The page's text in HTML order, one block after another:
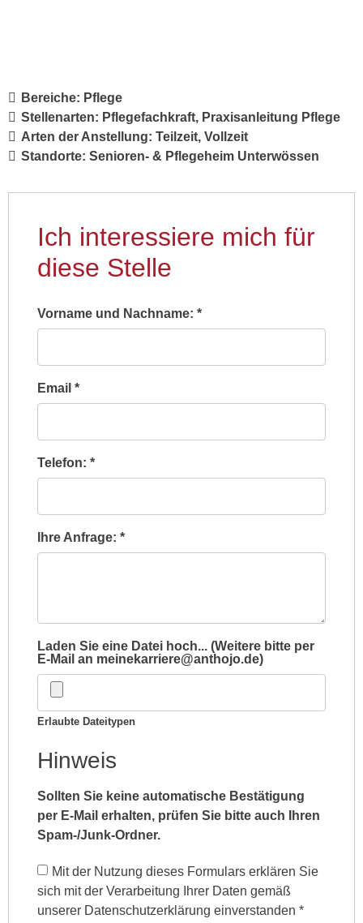
Bereiche: Pflege
Stellenarten: Pflegefachkraft
Praxisanleitung Pflege
Arten der Anstellung: Teilzeit Vollzeit
Standorte: Senioren- & Pflegeheim Unterwössen
Ich interessiere mich für
diese Stelle
Vorname und Nachname: *
Email *
Telefon: *
Ihre Anfrage: *
Laden Sie eine Datei hoch... (Weitere bitte per
E-Mail an meinekarriere@anthojo.de)
Erlaubte Dateitypen
Hinweis
Sollten Sie keine automatische Bestätigung
per E-Mail erhalten, prüfen Sie bitte auch Ihren
Spam-/Junk-Ordner.
Mit der Nutzung dieses Formulars erklären Sie
sich mit der Verarbeitung Ihrer Daten gemäß
unserer Datenschutzerklärung einverstanden *